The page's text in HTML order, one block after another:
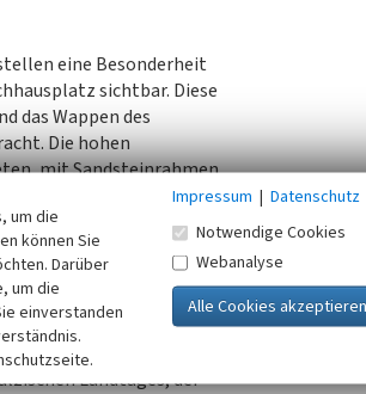
eine Besonderheit
sichtbar. Diese
das Wappen des
Die hohen
mit Sandsteinrahmen
Zeughauses. Den
Dachgeschoss
Landtages, der
um die
können Sie
Darüber
um die
einverstanden
Impressum | Datenschutz
Notwendige Cookies
Webanalyse